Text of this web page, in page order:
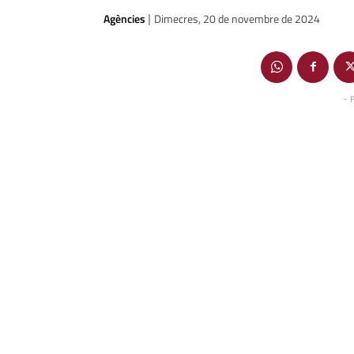
Agències | Dimecres, 20 de novembre de 2024
-